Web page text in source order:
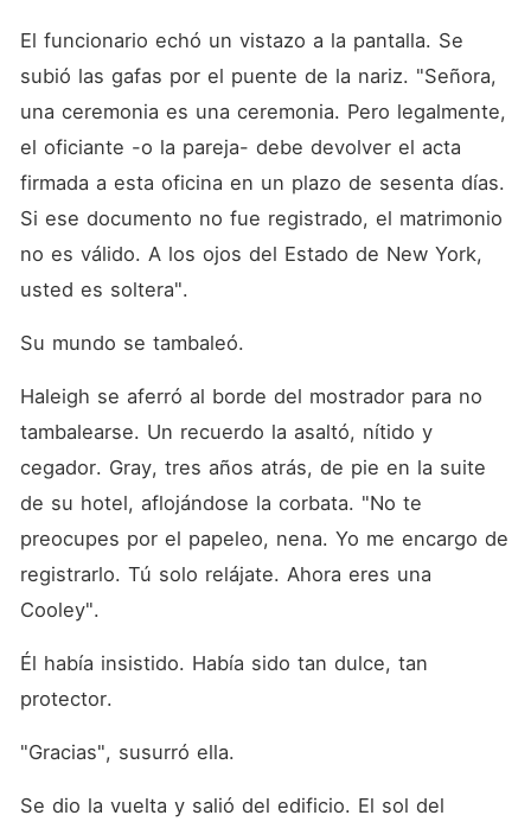
quiero casarme con su hijo,
noche volví a casa con una
sonrisa, lista para convertir
sus vidas en un infierno.
El funcionario echó un vistazo a la pantalla. Se
subió las gafas por el puente de la nariz. "Señora,
una ceremonia es una ceremonia. Pero legalmente,
el oficiante -o la pareja- debe devolver el acta
firmada a esta oficina en un plazo de sesenta días.
Si ese documento no fue registrado, el matrimonio
no es válido. A los ojos del Estado de New York,
usted es soltera".
Su mundo se tambaleó.
Haleigh se aferró al borde del mostrador para no
tambalearse. Un recuerdo la asaltó, nítido y
cegador. Gray, tres años atrás, de pie en la suite
de su hotel, aflojándose la corbata. "No te
preocupes por el papeleo, nena. Yo me encargo de
registrarlo. Tú solo relájate. Ahora eres una
Cooley".
Él había insistido. Había sido tan dulce, tan
protector.
"Gracias", susurró ella.
Se dio la vuelta y salió del edificio. El sol del